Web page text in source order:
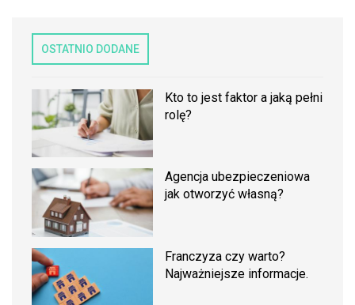
OSTATNIO DODANE
Kto to jest faktor a jaką pełni
rolę?
Agencja ubezpieczeniowa
jak otworzyć własną?
Franczyza czy warto?
Najważniejsze informacje.